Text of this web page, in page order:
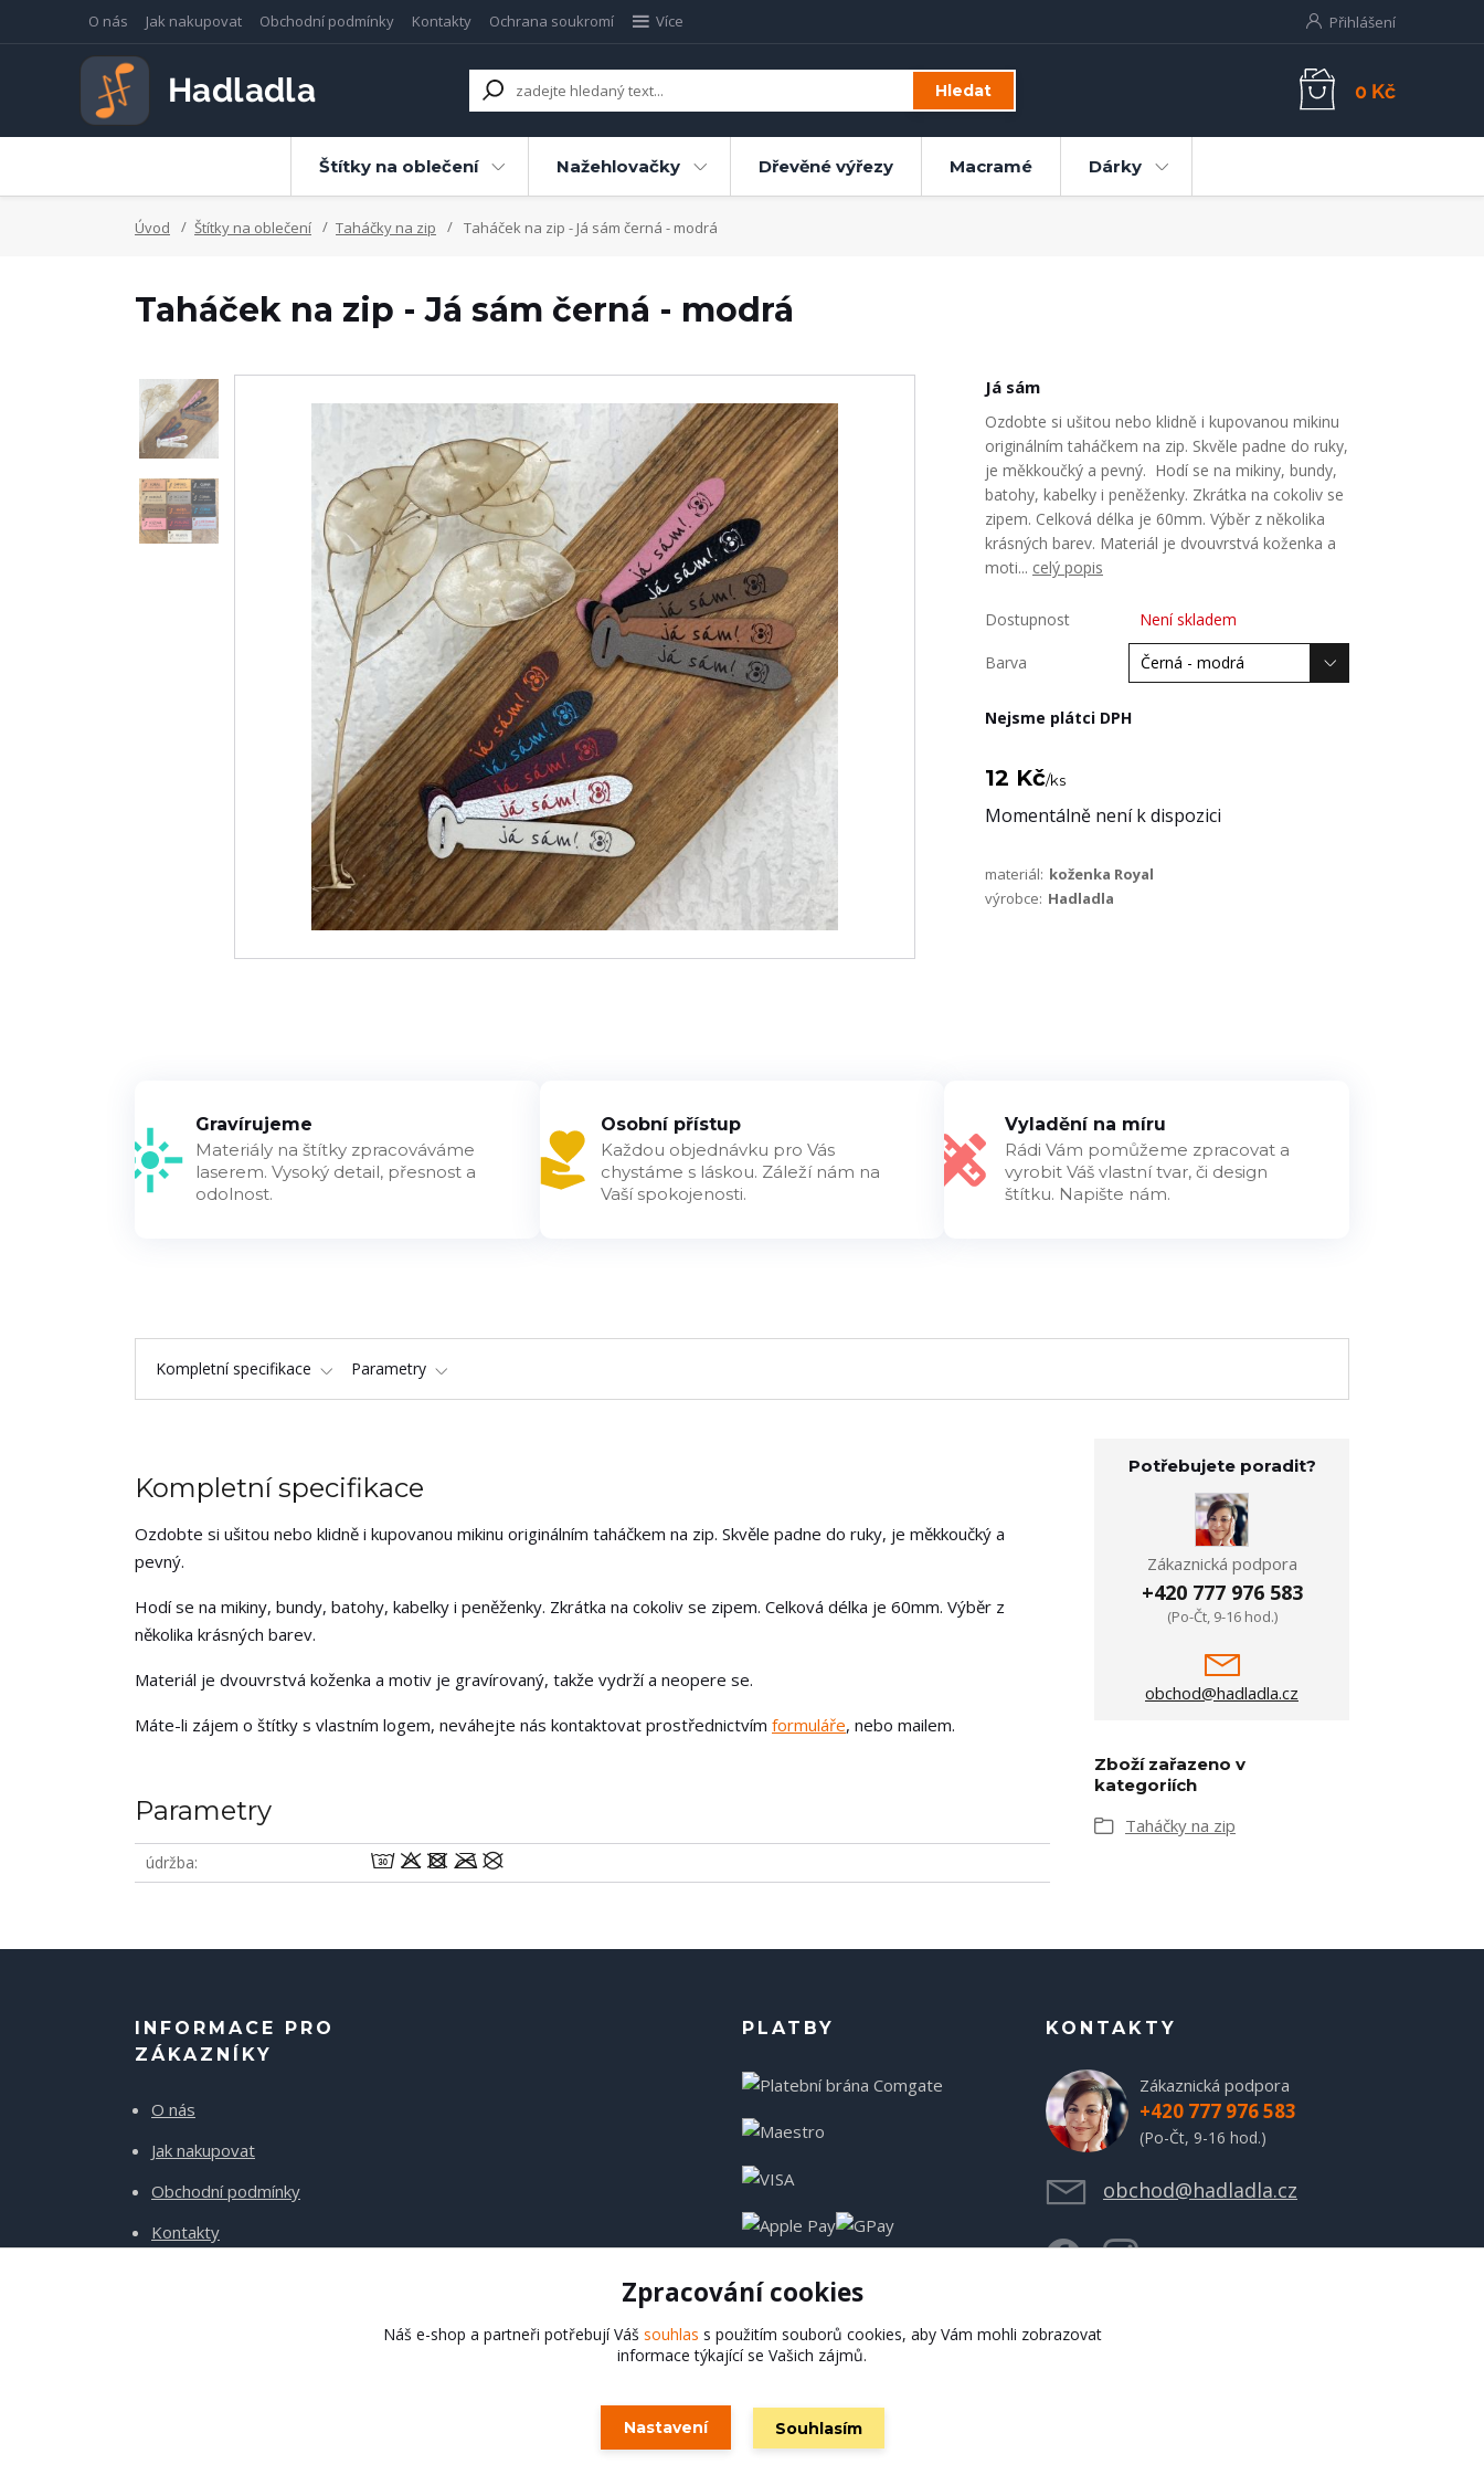
O nás Jak nakupovat Obchodní podmínky Kontakty Ochrana soukromí Více Přihlášení
Hledat 0 Kč
Štítky na oblečení Nažehlovačky Dřevěné výřezy Macramé Dárky
Úvod Štítky na oblečení Taháčky na zip Taháček na zip - Já sám černá - modrá
Taháček na zip - Já sám černá - modrá
Já sám
Ozdobte si ušitou nebo klidně i kupovanou mikinu
originálním taháčkem na zip. Skvěle padne do ruky,
je měkkoučký a pevný. Hodí se na mikiny, bundy,
batohy, kabelky i peněženky. Zkrátka na cokoliv se
zipem. Celková délka je 60mm. Výběr z několika
krásných barev. Materiál je dvouvrstvá koženka a
moti... celý popis
Dostupnost Není skladem
Barva
Nejsme plátci DPH
12 Kč/ks
Momentálně není k dispozici
materiál: koženka Royal
výrobce: Hadladla
Gravírujeme
Materiály na štítky zpracováváme
laserem. Vysoký detail, přesnost a
odolnost.
Osobní přístup
Každou objednávku pro Vás
chystáme s láskou. Záleží nám na
Vaší spokojenosti.
Vyladění na míru
Rádi Vám pomůžeme zpracovat a
vyrobit Váš vlastní tvar, či design
štítku. Napište nám.
Kompletní specifikace Parametry
Kompletní specifikace
Ozdobte si ušitou nebo klidně i kupovanou mikinu originálním taháčkem na zip. Skvěle padne do ruky, je měkkoučký a
pevný.
Hodí se na mikiny, bundy, batohy, kabelky i peněženky. Zkrátka na cokoliv se zipem. Celková délka je 60mm. Výběr z
několika krásných barev.
Materiál je dvouvrstvá koženka a motiv je gravírovaný, takže vydrží a neopere se.
Máte-li zájem o štítky s vlastním logem, neváhejte nás kontaktovat prostřednictvím formuláře, nebo mailem.
Parametry
údržba wodmU
Potřebujete poradit?
Zákaznická podpora
+420 777 976 583
(Po-Čt, 9-16 hod.)
obchod@hadladla.cz
Zboží zařazeno v
kategoriích
Taháčky na zip
INFORMACE PRO
ZÁKAZNÍKY
O nás
Jak nakupovat
Obchodní podmínky
Kontakty
PLATBY KONTAKTY
Zákaznická podpora
+420 777 976 583
(Po-Čt, 9-16 hod.)
obchod@hadladla.cz
Hadladla.cz
Zpracování cookies
Náš e-shop a partneři potřebují Váš souhlas s použitím souborů cookies, aby Vám mohli zobrazovat
informace týkající se Vašich zájmů.
Nastavení Souhlasím